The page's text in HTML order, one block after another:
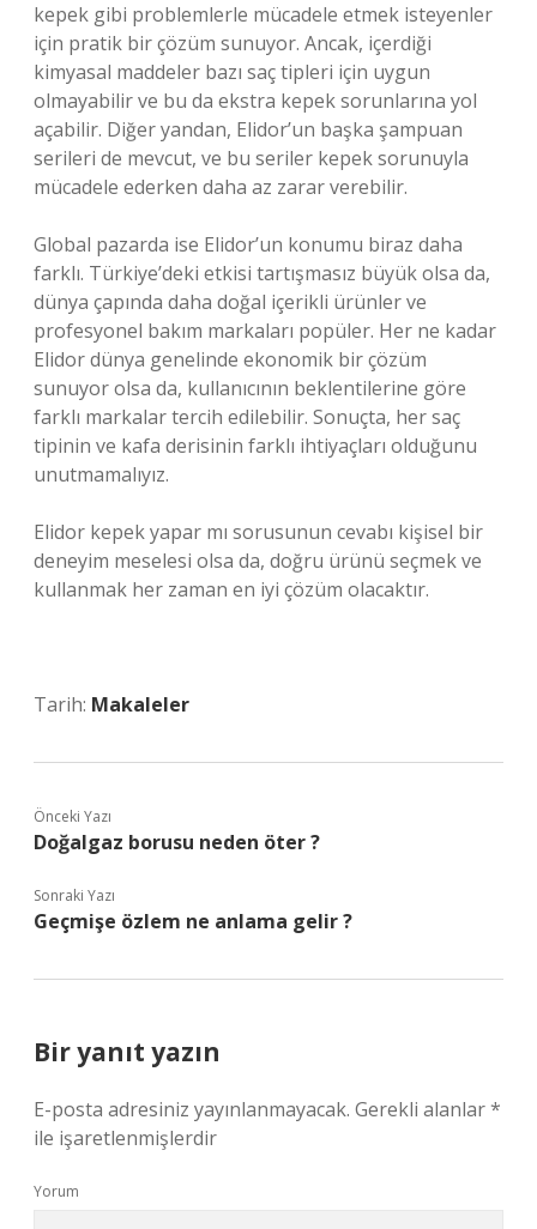
kepek gibi problemlerle mücadele etmek isteyenler
için pratik bir çözüm sunuyor. Ancak, içerdiği
kimyasal maddeler bazı saç tipleri için uygun
olmayabilir ve bu da ekstra kepek sorunlarına yol
açabilir. Diğer yandan, Elidor’un başka şampuan
serileri de mevcut, ve bu seriler kepek sorunuyla
mücadele ederken daha az zarar verebilir.
Global pazarda ise Elidor’un konumu biraz daha
farklı. Türkiye’deki etkisi tartışmasız büyük olsa da,
dünya çapında daha doğal içerikli ürünler ve
profesyonel bakım markaları popüler. Her ne kadar
Elidor dünya genelinde ekonomik bir çözüm
sunuyor olsa da, kullanıcının beklentilerine göre
farklı markalar tercih edilebilir. Sonuçta, her saç
tipinin ve kafa derisinin farklı ihtiyaçları olduğunu
unutmamalıyız.
Elidor kepek yapar mı sorusunun cevabı kişisel bir
deneyim meselesi olsa da, doğru ürünü seçmek ve
kullanmak her zaman en iyi çözüm olacaktır.
Tarih: Makaleler
Önceki Yazı
Doğalgaz borusu neden öter ?
Sonraki Yazı
Geçmişe özlem ne anlama gelir ?
Bir yanıt yazın
E-posta adresiniz yayınlanmayacak. Gerekli alanlar*
ile işaretlenmişlerdir
Yorum